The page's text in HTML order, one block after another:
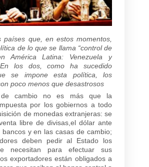
países que, en estos momentos,
de lo que se llama “control de
América Latina: Venezuela y
los dos, como ha sucedido
se impone esta política, los
poco menos que desastrosos
cambio no es más que la
por los gobiernos a todo
de monedas extranjeras: se
libre de divisas,el dólar ante
y en las casas de cambio;
deben pedir al Estado los
necesitan para efectuar sus
exportadores están obligados a